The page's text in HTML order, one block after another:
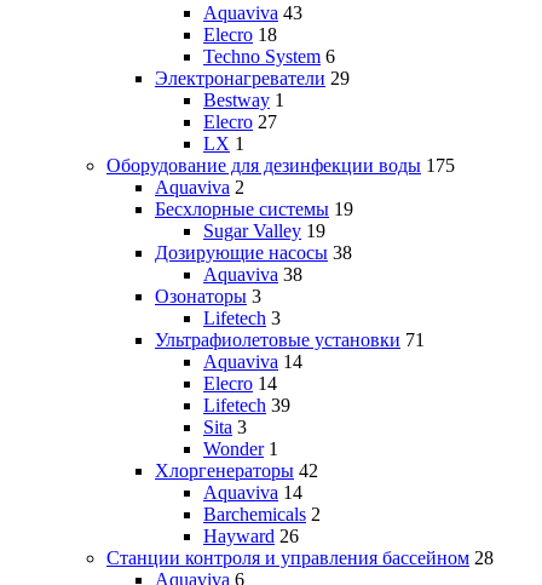
Aquaviva 43
Elecro 18
Techno System 6
Электронагреватели 29
Bestway 1
Elecro 27
LX 1
Оборудование для дезинфекции воды 175
Aquaviva 2
Бесхлорные системы 19
Sugar Valley 19
Дозирующие насосы 38
Aquaviva 38
Озонаторы 3
Lifetech 3
Ультрафиолетовые установки 71
Aquaviva 14
Elecro 14
Lifetech 39
Sita 3
Wonder 1
Хлоргенераторы 42
Aquaviva 14
Barchemicals 2
Hayward 26
Станции контроля и управления бассейном 28
Aquaviva 6